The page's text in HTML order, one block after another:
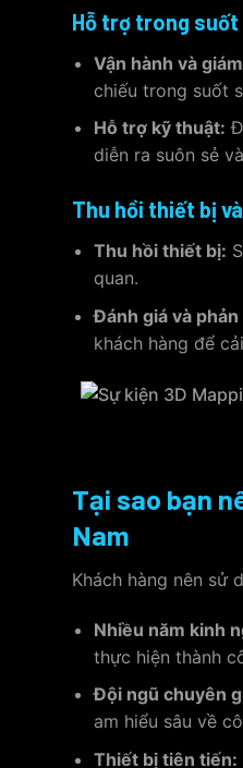
Hỗ trợ trong suốt
Vận hành và
chiếu trong suốt
Hỗ trợ kỹ thuật:
diễn ra suôn sẻ
Thu hồi thiết bị
Thu hồi thiết bị:
quan.
Đánh giá và phản
khách hàng để
Tại sao bạn
Nam
Khách hàng nên sử
Nhiều năm kinh
thực hiện thành
Đội ngũ chuyên
am hiểu sâu về
Thiết bị tiên tiến: